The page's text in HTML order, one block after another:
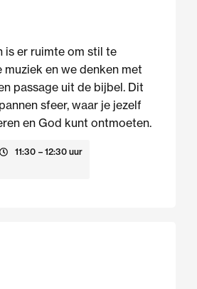
is er ruimte om stil te
muziek en we denken met
passage uit de bijbel. Dit
sfeer, waar je jezelf
en God kunt ontmoeten.
11:30 – 12:30 uur